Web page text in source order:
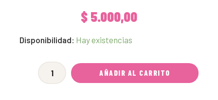
$ 5.000,00
Disponibilidad: Hay existencias
Deslizadores
Mariposa
AÑADIR AL CARRITO